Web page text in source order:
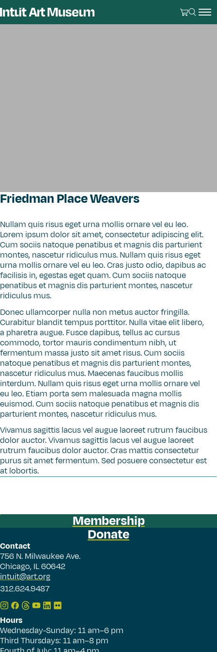
Friedman Place Weavers
Nullam quis risus eget urna mollis ornare vel eu leo.
Lorem ipsum dolor sit amet, consectetur adipiscing elit.
Cum sociis natoque penatibus et magnis dis parturient
montes, nascetur ridiculus mus. Nullam quis risus eget
urna mollis ornare vel eu leo. Cras justo odio, dapibus ac
facilisis in, egestas eget quam. Cum sociis natoque
penatibus et magnis dis parturient montes, nascetur
ridiculus mus.
Donec ullamcorper nulla non metus auctor fringilla.
Curabitur blandit tempus porttitor. Nulla vitae elit libero,
a pharetra augue. Fusce dapibus, tellus ac cursus
commodo, tortor mauris condimentum nibh, ut
fermentum massa justo sit amet risus. Cum sociis
natoque penatibus et magnis dis parturient montes,
nascetur ridiculus mus. Maecenas faucibus mollis
interdum. Nullam quis risus eget urna mollis ornare vel
eu leo. Etiam porta sem malesuada magna mollis
euismod. Cum sociis natoque penatibus et magnis dis
parturient montes, nascetur ridiculus mus.
Vivamus sagittis lacus vel augue laoreet rutrum faucibus
dolor auctor. Vivamus sagittis lacus vel augue laoreet
rutrum faucibus dolor auctor. Cras mattis consectetur
purus sit amet fermentum. Sed posuere consectetur est
at lobortis.
Membership
Donate
Contact
756 N. Milwaukee Ave.
Chicago, IL 60642
intuit@art.org
312.624.9487
Hours
Wednesday-Sunday: 11 am–6 pm
Third Thursdays: 11 am–8 pm